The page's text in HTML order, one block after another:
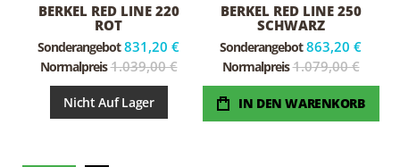
BERKEL RED LINE 220
ROT
Sonderangebot 831,20 €
Normalpreis 1.039,00 €
Nicht Auf Lager
BERKEL RED LINE 250
SCHWARZ
Sonderangebot 863,20 €
Normalpreis 1.079,00 €
IN DEN WARENKORB